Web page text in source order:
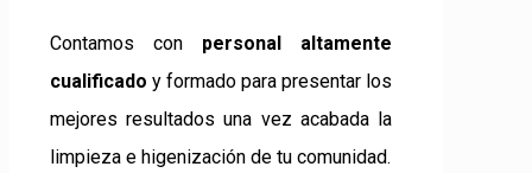
Contamos con personal altamente
cualificado y formado para presentar los
mejores resultados una vez acabada la
limpieza e higenización de tu comunidad.